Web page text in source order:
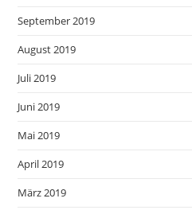
September 2019
August 2019
Juli 2019
Juni 2019
Mai 2019
April 2019
März 2019